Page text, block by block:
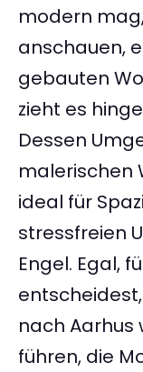
modern
anschauen,
gebauten
zieht es
Dessen
malerischen
ideal für
stressfreien
Engel. Egal,
nach Aarhus
führen, die